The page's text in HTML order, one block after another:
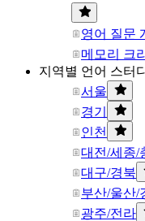
영어 질문
메모리 크
지역별 언어 스터디
서울
경기
인천
대전/세종/
대구/경북
부산/울산/
광주/전라